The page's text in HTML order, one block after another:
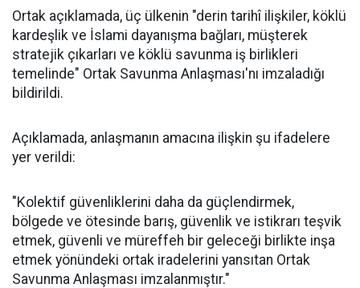
Ortak açıklamada, üç ülkenin "derin tarihî ilişkiler, köklü
kardeşlik ve İslami dayanışma bağları, müşterek
stratejik çıkarları ve köklü savunma iş birlikleri
temelinde" Ortak Savunma Anlaşması'nı imzaladığı
bildirildi.
Açıklamada, anlaşmanın amacına ilişkin şu ifadelere
yer verildi:
"Kolektif güvenliklerini daha da güçlendirmek,
bölgede ve ötesinde barış, güvenlik ve istikrarı teşvik
etmek, güvenli ve müreffeh bir geleceği birlikte inşa
etmek yönündeki ortak iradelerini yansıtan Ortak
Savunma Anlaşması imzalanmıştır."